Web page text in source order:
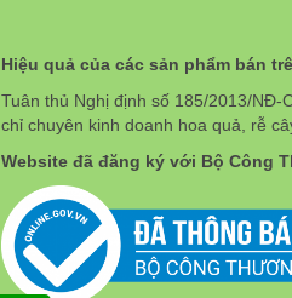
Hiệu quả của các sản phẩm bán
Tuân thủ Nghị định số 185/2013/NĐ-
chỉ chuyên kinh doanh hoa quả, rễ
Website đã đăng ký với Bộ Công